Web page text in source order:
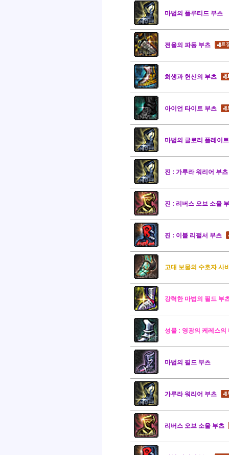
마법의 플루티드 부츠
전율의 파동 부츠
희생과 헌신의 부츠
아이언 타이트 부츠
마법의 글로리 플레이
진 : 가루라 워리어 부츠
진 : 리버스 오브 소울
진 : 이블 리펄서 부츠
고대 보물의 수호자 사
강력한 마법의 필드 부
성물 : 영광의 케레스의
마법의 필드 부츠
가루라 워리어 부츠
리버스 오브 소울 부츠